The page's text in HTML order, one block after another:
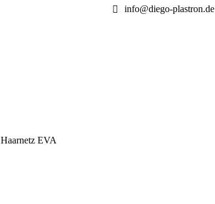
info@diego-plastron.de
Haarnetz EVA